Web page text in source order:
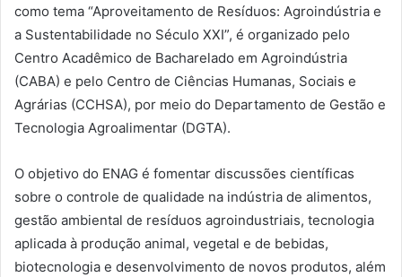
como tema “Aproveitamento de Resíduos: Agroindústria e
a Sustentabilidade no Século XXI”, é organizado pelo
Centro Acadêmico de Bacharelado em Agroindústria
(CABA) e pelo Centro de Ciências Humanas, Sociais e
Agrárias (CCHSA), por meio do Departamento de Gestão e
Tecnologia Agroalimentar (DGTA).
O objetivo do ENAG é fomentar discussões científicas
sobre o controle de qualidade na indústria de alimentos,
gestão ambiental de resíduos agroindustriais, tecnologia
aplicada à produção animal, vegetal e de bebidas,
biotecnologia e desenvolvimento de novos produtos, além